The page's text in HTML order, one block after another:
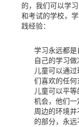
的，我们可以学
和考试的学校，
践经验：
学习永远都
自己的学习做
儿童可以通
们喜欢的任何
儿童可以平
机会，他们
周边的环境
的部分，永远